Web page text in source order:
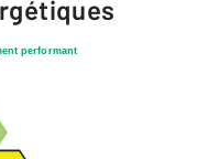
performant